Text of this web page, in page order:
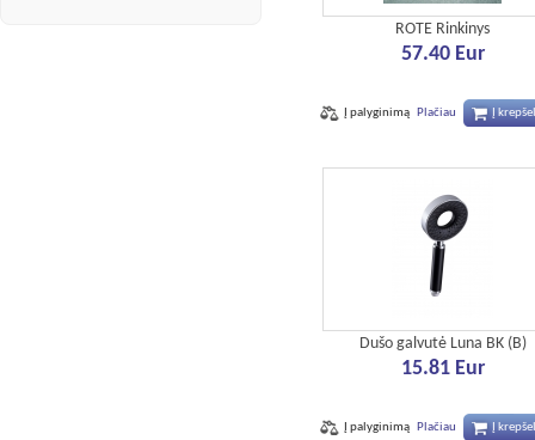
ROTE Rinkinys
57.40 Eur
Į palyginimą Plačiau Į
Dušo galvutė Luna BK (B)
15.81 Eur
Į palyginimą Plačiau Į